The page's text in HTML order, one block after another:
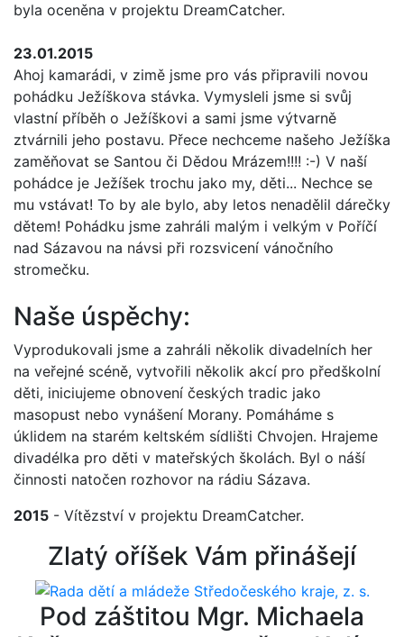
Naše úspěchy:
Vyprodukovali jsme a zahráli několik divadelních her
na veřejné scéně, vytvořili několik akcí pro předškolní
děti, iniciujeme obnovení českých tradic jako
masopust nebo vynášení Morany. Pomáháme s
úklidem na starém keltském sídlišti Chvojen. Hrajeme
divadélka pro děti v mateřských školách. Byl o náší
činnosti natočen rozhovor na rádiu Sázava.
2015 - Vítězství v projektu DreamCatcher.
byla oceněna v projektu DreamCatcher.
23.01.2015
Ahoj kamarádi, v zimě jsme pro vás připravili novou
pohádku Ježíškova stávka. Vymysleli jsme si svůj
vlastní příběh o Ježíškovi a sami jsme výtvarně
ztvárnili jeho postavu. Přece nechceme našeho Ježíška
zaměňovat se Santou či Dědou Mrázem!!!! :-) V naší
pohádce je Ježíšek trochu jako my, děti... Nechce se
mu vstávat! To by ale bylo, aby letos nenadělil dárečky
dětem! Pohádku jsme zahráli malým i velkým v Poříčí
nad Sázavou na návsi při rozsvicení vánočního
stromečku.
Zlatý oříšek Vám přinášejí
Pod záštitou Mgr. Michaela